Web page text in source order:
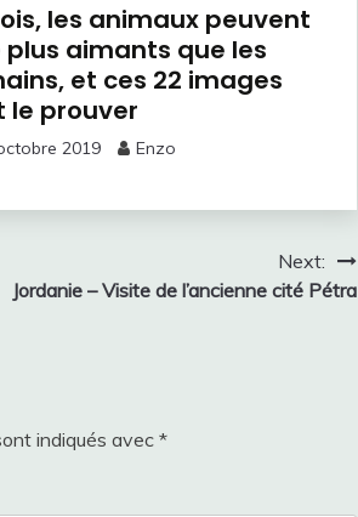
les animaux peuvent
aimants que les
et ces 22 images
le prouver
2019 Enzo
Next:
Jordanie – Visite de l’ancienne cité Pétra
indiqués avec*